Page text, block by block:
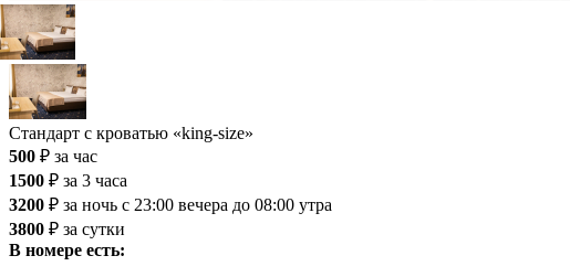
Стандарт с кроватью «king-size»
500 ₽ за час
1500 ₽ за 3 часа
3200 ₽ за ночь с 23:00 вечера до 08:00 утра
3800 ₽ за сутки
В номере есть: